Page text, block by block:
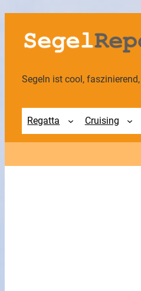
Segeln ist cool,
Regatta Cruising